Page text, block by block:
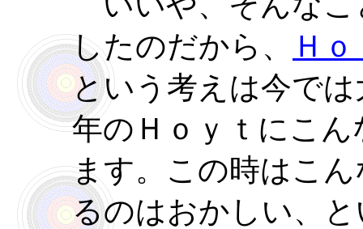
したのだから、
Ｈ
という考えは今で
年のＨｏｙｔにこん
ます。この時はこ
るのはおかしい、